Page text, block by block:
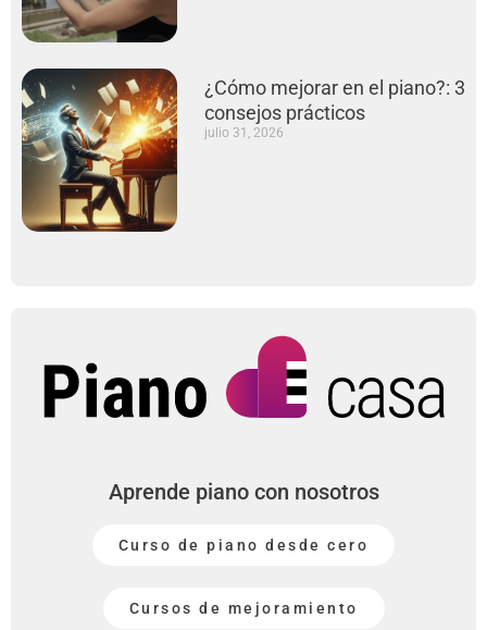
¿Cómo mejorar en el piano?: 3
consejos prácticos
julio 31, 2026
Aprende piano con nosotros
Curso de piano desde cero
Cursos de mejoramiento